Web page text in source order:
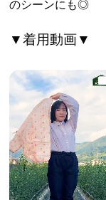
のシーンにも◎
▼着用動画▼